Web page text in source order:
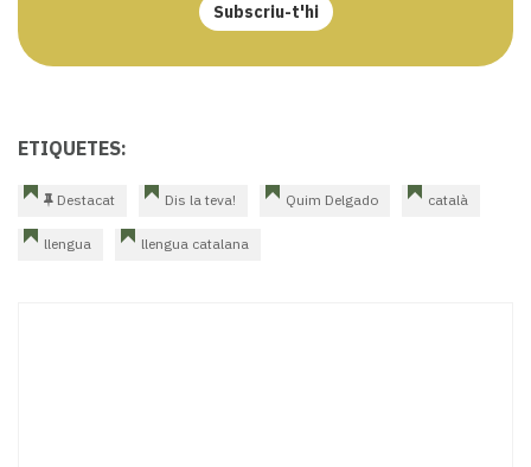
Subscriu-t'hi
ETIQUETES:
Destacat Dis la teva! Quim Delgado català
llengua llengua catalana